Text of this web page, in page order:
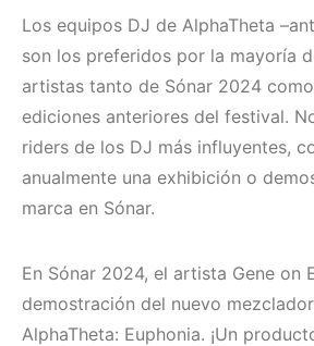
Los equipos DJ de AlphaTheta
son los preferidos por la mayoría
artistas tanto de Sónar 2024
ediciones anteriores del festival.
riders de los DJ más influyentes,
anualmente una exhibición o
marca en Sónar.
En Sónar 2024, el artista Gene on
demostración del nuevo
AlphaTheta: Euphonia. ¡Un